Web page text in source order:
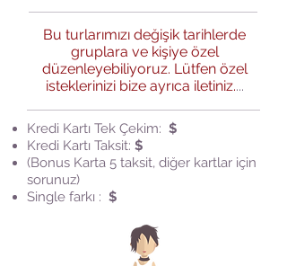
Bu turlarımızı değişik tarihlerde
gruplara ve kişiye özel
düzenleyebiliyoruz. Lütfen özel
isteklerinizi bize ayrıca iletiniz....
Kredi Kartı Tek Çekim: $
Kredi Kartı Taksit: $
(Bonus Karta 5 taksit, diğer kartlar için
sorunuz)
Single farkı : $